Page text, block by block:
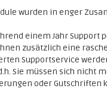
wurden in enger
einem Jahr Support
zusätzlich eine
Supportservice
Sie müssen sich nicht
oder